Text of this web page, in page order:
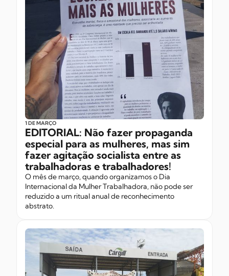
1 DE MARÇO
EDITORIAL: Não fazer propaganda
especial para as mulheres, mas sim
fazer agitação socialista entre as
trabalhadoras e trabalhadores!
O mês de março, quando organizamos o Dia
Internacional da Mulher Trabalhadora, não pode ser
reduzido a um ritual anual de reconhecimento
abstrato.